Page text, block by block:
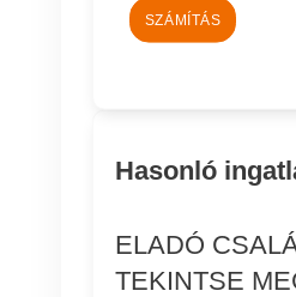
SZÁMÍTÁS
Hasonló
ELADÓ
TEKINTSE